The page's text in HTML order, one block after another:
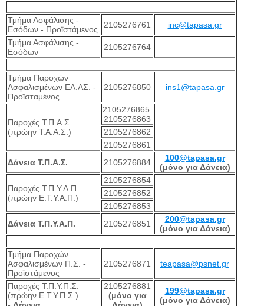
Τμήμα Ασφάλισης -
Εσόδων - Προϊστάμενος
2105276761
inc@tapasa.gr
Τμήμα Ασφάλισης -
Εσόδων
2105276764
Τμήμα Παροχών
Ασφαλισμένων ΕΛ.ΑΣ. -
Προϊσταμένος
2105276850 ins1@tapasa.gr
Παροχές Τ.Π.Α.Σ.
(πρώην Τ.Α.Α.Σ.)
2105276865
2105276863
2105276862
2105276861
Δάνεια Τ.Π.Α.Σ.
2105276884
100@tapasa.gr
(μόνο για Δάνεια)
Παροχές Τ.Π.Υ.Α.Π.
(πρώην Ε.Τ.Υ.Α.Π.)
2105276854
2105276852
2105276853
Δάνεια Τ.Π.Υ.Α.Π.
2105276851
200@tapasa.gr
(μόνο για Δάνεια)
Τμήμα Παροχών
Ασφαλισμένων Π.Σ. -
Προϊστάμενος
2105276871 teapasa@psnet.gr
Παροχές Τ.Π.Υ.Π.Σ.
(πρώην Ε.Τ.Υ.Π.Σ.)
2105276881
(μόνο για
199@tapasa.gr
(μόνο για Δάνεια)